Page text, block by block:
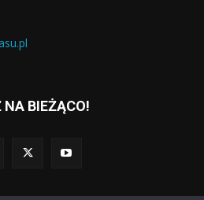
NA BIEŻĄCO!